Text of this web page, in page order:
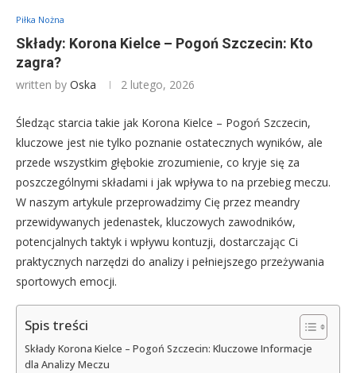
Piłka Nożna
Składy: Korona Kielce – Pogoń Szczecin: Kto
zagra?
written by Oska 2 lutego, 2026
Śledząc starcia takie jak Korona Kielce – Pogoń Szczecin,
kluczowe jest nie tylko poznanie ostatecznych wyników, ale
przede wszystkim głębokie zrozumienie, co kryje się za
poszczególnymi składami i jak wpływa to na przebieg meczu.
W naszym artykule przeprowadzimy Cię przez meandry
przewidywanych jedenastek, kluczowych zawodników,
potencjalnych taktyk i wpływu kontuzji, dostarczając Ci
praktycznych narzędzi do analizy i pełniejszego przeżywania
sportowych emocji.
Spis treści
Składy Korona Kielce – Pogoń Szczecin: Kluczowe Informacje
dla Analizy Meczu